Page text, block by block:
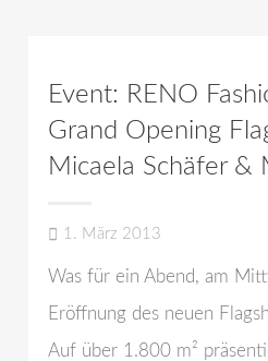
Event: RENO
Grand Opening
Micaela Schäfer &
1. März 2013
Was für ein Abend, am
Eröffnung des neuen
Auf über 1.800 m²